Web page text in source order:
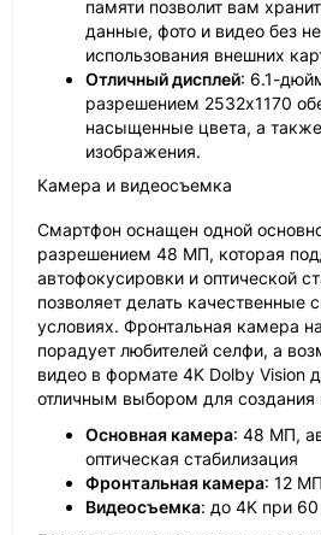
памяти позволит вам
данные, фото и видео без
использования внешних
Отличный дисплей: 6.1-
разрешением 2532x1170
насыщенные цвета, а
изображения.
Камера и видеосъемка
Смартфон оснащен одной
разрешением 48 МП, которая
автофокусировки и оптической
позволяет делать качественные
условиях. Фронтальная камера
порадует любителей селфи, а
видео в формате 4K Dolby Vision
отличным выбором для создания
Основная камера: 48 МП,
оптическая стабилизация
Фронтальная камера: 12 МП
Видеосъемка: до 4K при